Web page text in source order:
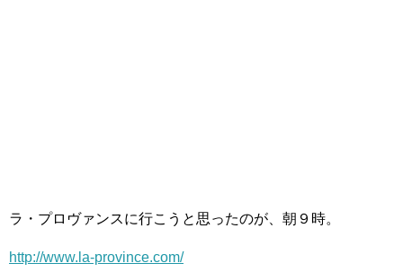
ラ・プロヴァンスに行こうと思ったのが、朝９時。
http://www.la-province.com/